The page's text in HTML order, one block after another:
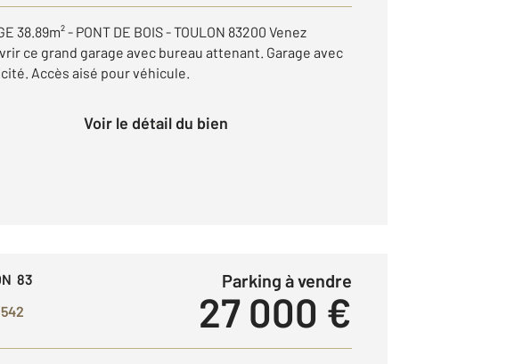
38.89m² - PONT DE BOIS - TOULON 83200 Venez
ce grand garage avec bureau attenant. Garage avec
Accès aisé pour véhicule.
Voir le détail du bien
83
Parking à vendre
27 000 €